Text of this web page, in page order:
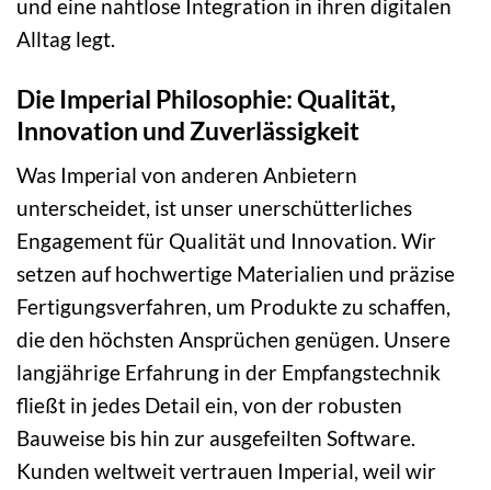
und eine nahtlose Integration in ihren digitalen
Alltag legt.
Die Imperial Philosophie: Qualität,
Innovation und Zuverlässigkeit
Was Imperial von anderen Anbietern
unterscheidet, ist unser unerschütterliches
Engagement für Qualität und Innovation. Wir
setzen auf hochwertige Materialien und präzise
Fertigungsverfahren, um Produkte zu schaffen,
die den höchsten Ansprüchen genügen. Unsere
langjährige Erfahrung in der Empfangstechnik
fließt in jedes Detail ein, von der robusten
Bauweise bis hin zur ausgefeilten Software.
Kunden weltweit vertrauen Imperial, weil wir